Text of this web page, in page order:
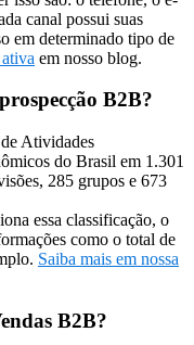
canal possui suas
em determinado tipo de
em nosso blog.
B2B?
Atividades
do Brasil em 1.301
285 grupos e 673
essa classificação, o
como o total de
Saiba mais em nossa
B2B?